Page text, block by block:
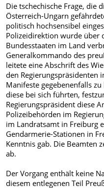
Die tschechische Frage, die
Österreich-Ungarn
politisch hochsensibel
Polizeidirektion wurde über
Bundesstaaten im Land
Generalkommando des
leitete eine Abschrift des
den Regierungspräsidenten
Manifeste gegebenenfalls
diese bei sich führten,
Regierungspräsident diese
Polizeibehörden im
im Landratsamt in Freiburg
Gendarmerie-Stationen in
Kenntnis gab. Die Beamten
ab.
Der Vorgang enthält keine
diesem entlegenen Teil